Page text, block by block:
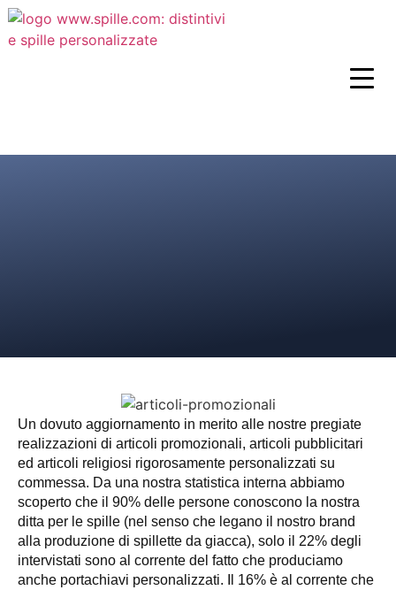
Un dovuto aggiornamento in merito alle nostre pregiate
realizzazioni di articoli promozionali, articoli pubblicitari
ed articoli religiosi rigorosamente personalizzati su
commessa. Da una nostra statistica interna abbiamo
scoperto che il 90% delle persone conoscono la nostra
ditta per le spille (nel senso che legano il nostro brand
alla produzione di spillette da giacca), solo il 22% degli
intervistati sono al corrente del fatto che produciamo
anche portachiavi personalizzati. Il 16% è al corrente che